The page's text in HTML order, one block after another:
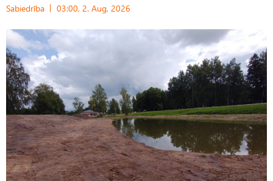
Sabiedrība 03:00, 2. Aug, 2026